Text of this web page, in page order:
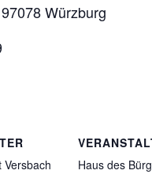
Würzburg
Haus des